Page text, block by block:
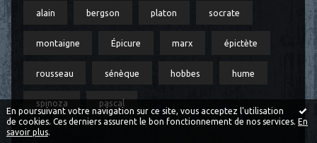
En poursuivant votre navigation sur ce site, vous acceptez l'utilisation
de cookies. Ces derniers assurent le bon fonctionnement de nos services. En
savoir plus.
alain bergson platon socrate
montaigne Épicure marx épictète
rousseau sénèque hobbes hume
spinoza pascal